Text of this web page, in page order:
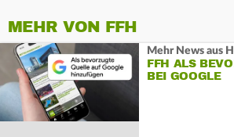
MEHR VON FFH
Mehr News aus
FFH ALS
BEI GOOGLE